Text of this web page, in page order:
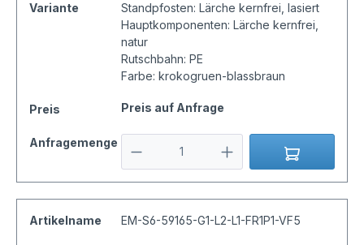
Variante
Standpfosten: Lärche kernfrei, lasiert
Hauptkomponenten: Lärche kernfrei,
natur
Rutschbahn: PE
Farbe: krokogruen-blassbraun
Preis Preis auf Anfrage
Anfragemenge
Artikelname EM-S6-59165-G1-L2-L1-FR1P1-VF5